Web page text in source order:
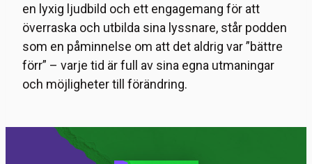
en lyxig ljudbild och ett engagemang för att
överraska och utbilda sina lyssnare, står podden
som en påminnelse om att det aldrig var ”bättre
förr” – varje tid är full av sina egna utmaningar
och möjligheter till förändring.